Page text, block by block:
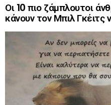
Οι 10 πιο ζάμπλουτοι
κάνουν τον Μπιλ Γκέιτς